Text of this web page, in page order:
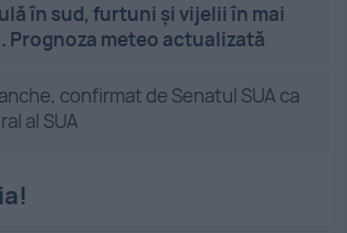
în sud, furtuni și vijelii în mai
Prognoza meteo actualizată
confirmat de Senatul SUA ca
al SUA